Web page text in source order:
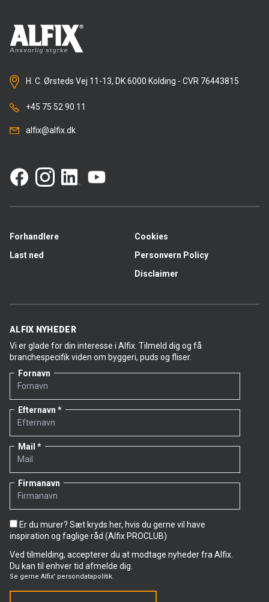
H. C. Ørsteds Vej 11-13, DK 6000 Kolding - CVR 76443815
+45 75 52 90 11
alfix@alfix.dk
Forhandlere
Last ned
Cookies
Personvern Policy
Disclaimer
ALFIX NYHEDER
Vi er glade for din interesse i Alfix. Tilmeld dig og få
branchespecifik viden om byggeri, puds og fliser.
Fornavn
Efternavn
Mail
Firmanavn
Er du murer? Sæt kryds her, hvis du gerne vil have
inspiration og faglige råd (Alfix PROCLUB)
Ved tilmelding, accepterer du at modtage nyheder fra Alfix.
Du kan til enhver tid afmelde dig.
Se gerne Alfix' persondatapolitik.